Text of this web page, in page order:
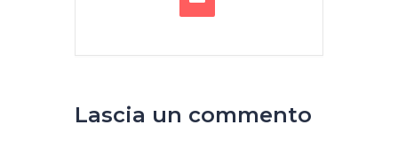
Lascia un commento